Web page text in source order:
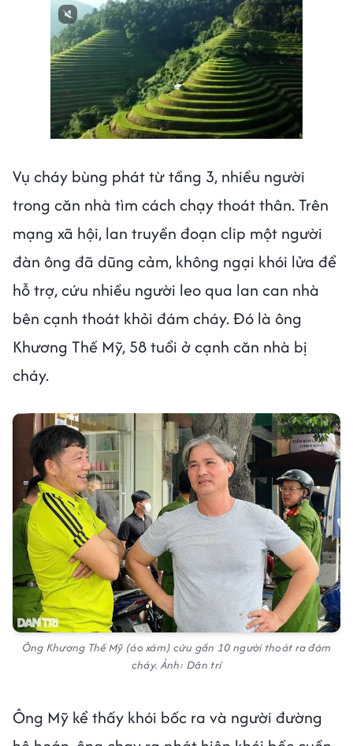
Vụ cháy bùng phát từ tầng 3, nhiều người
trong căn nhà tìm cách chạy thoát thân. Trên
mạng xã hội, lan truyền đoạn clip một người
đàn ông đã dũng cảm, không ngại khói lửa để
hỗ trợ, cứu nhiều người leo qua lan can nhà
bên cạnh thoát khỏi đám cháy. Đó là ông
Khương Thế Mỹ, 58 tuổi ở cạnh căn nhà bị
cháy.
Ông Khương Thế Mỹ (áo xám) cứu gần 10 người thoát ra đám
cháy. Ảnh: Dân trí
Ông Mỹ kể thấy khói bốc ra và người đường